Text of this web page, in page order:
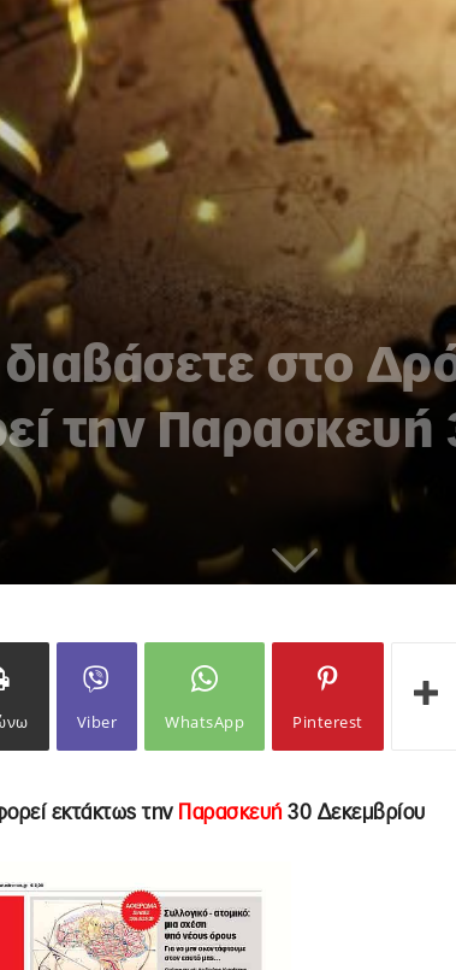
διαβάσετε στο
την Παρασκευή
Viber WhatsApp Pinterest
εκτάκτως την Παρασκευή 30 Δεκεμβρίου